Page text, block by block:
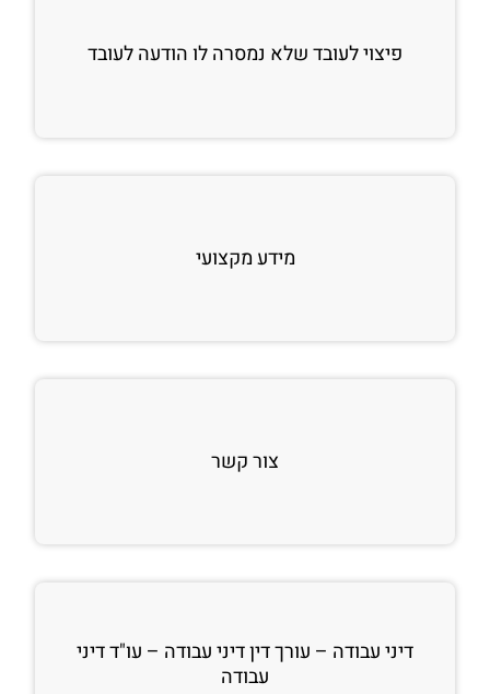
פיצוי לעובד שלא נמסרה לו הודעה לעובד
מידע מקצועי
צור קשר
דיני עבודה – עורך דין דיני עבודה – עו"ד דיני
עבודה